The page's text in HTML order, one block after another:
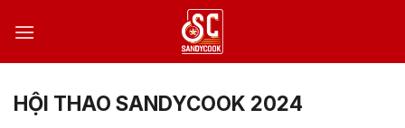
qua
HỘI THAO SANDYCOOK 2024